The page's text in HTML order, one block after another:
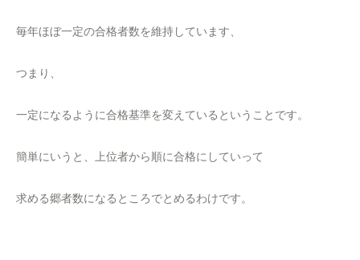
毎年ほぼ一定の合格者数を維持しています、
つまり、
一定になるように合格基準を変えているということです。
簡単にいうと、上位者から順に合格にしていって
求める郷者数になるところでとめるわけです。